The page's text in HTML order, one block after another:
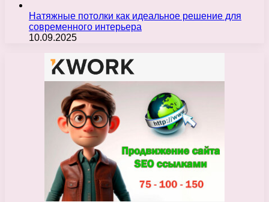
Натяжные потолки как идеальное решение для
современного интерьера
10.09.2025